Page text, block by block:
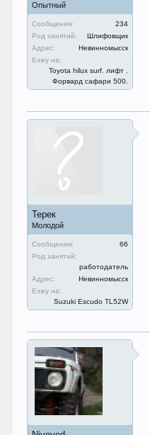
Опытный
Сообщения:
234
Род занятий:
Шлифовщик
Адрес:
Невинномысск
Езжу на:
Toyota hilux surf. лифт .
Форвард сафари 500.
Терек
Молодой
Сообщения:
66
Род занятий:
работодатель
Адрес:
Невинномысск
Езжу на:
Suzuki Escudo TL52W